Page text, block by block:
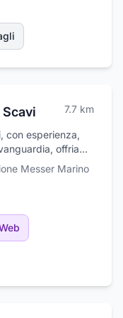
Offre anche un
per i clienti
Scavi 7.7 km
con esperienza,
offriamo
imprese e
occupiamo
di
puntualità e
Messer Marino